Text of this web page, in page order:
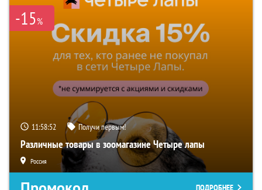
-15%
11:58:51 Получи первым!
Различные товары в зоомагазине Четыре лапы
Россия
ПОДРОБНЕЕ